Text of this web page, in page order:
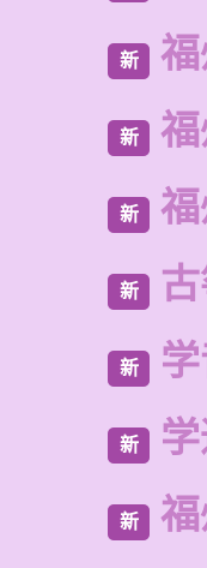
新
新
新
新
新
新
新